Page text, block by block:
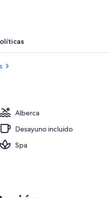
5 albercas al aire libre
Alberca
Desayuno incluido
Spa